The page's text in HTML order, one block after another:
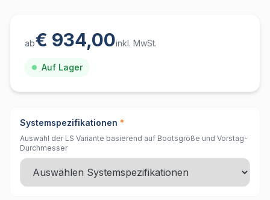
ab€ 934,00inkl. MwSt.
Auf Lager
Systemspezifikationen *
Auswahl der LS Variante basierend auf Bootsgröße und Vorstag-
Durchmesser